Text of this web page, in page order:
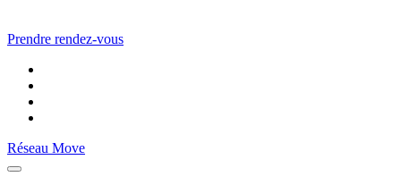
Prendre rendez-vous
Réseau Move